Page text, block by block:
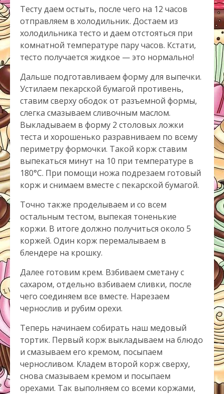
Тесту даем остыть, после чего на 12 часов
отправляем в холодильник. Достаем из
холодильника тесто и даем отстояться при
комнатной температуре пару часов. Кстати,
тесто получается жидкое — это нормально!
Дальше подготавливаем форму для выпечки.
Устилаем пекарской бумагой противень,
ставим сверху ободок от разъемной формы,
слегка смазываем сливочным маслом.
Выкладываем в форму 2 столовых ложки
теста и хорошенько разравниваем по всему
периметру формочки. Такой корж ставим
выпекаться минут на 10 при температуре в
180°С. При помощи ножа подрезаем готовый
корж и снимаем вместе с пекарской бумагой.
Точно также проделываем и со всем
остальным тестом, выпекая тоненькие
коржи. В итоге должно получиться около 5
коржей. Один корж перемалываем в
блендере на крошку.
Далее готовим крем. Взбиваем сметану с
сахаром, отдельно взбиваем сливки, после
чего соединяем все вместе. Нарезаем
чернослив и рубим орехи.
Теперь начинаем собирать наш медовый
тортик. Первый корж выкладываем на блюдо
и смазываем его кремом, посыпаем
черносливом. Кладем второй корж сверху,
снова смазываем кремом и посыпаем
орехами. Так выполняем со всеми коржами,